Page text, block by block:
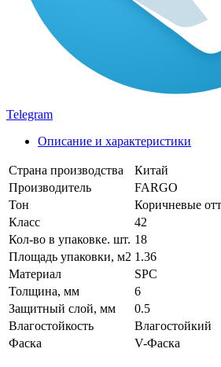
Telegram
Описание и характеристики
Страна производства
Китай
Производитель
FARGO
Тон
Коричневые
Класс
42
Кол-во в упаковке. шт. 18
Площадь упаковки, м2 1.36
Материал
SPC
Толщина, мм
6
Защитный слой, мм
0.5
Влагостойкость
Влагостойкий
Фаска
V-Фаска